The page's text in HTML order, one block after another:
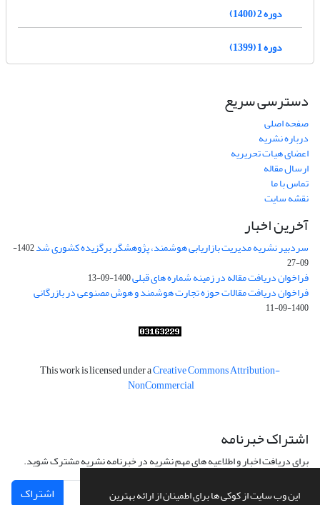
این وب سایت از کوکی ها برای اطمینان از ارائه بهترین
دوره 2 (1400)
دوره 1 (1399)
دسترسی سریع
صفحه اصلی
درباره نشریه
اعضای هیات تحریریه
ارسال مقاله
تماس با ما
نقشه سایت
آخرین اخبار
سردبیر نشریه مدیریت بازاریابی هوشمند، پژوهشگر برگزیده کشوری شد
1402-
09-27
فراخوان دریافت مقاله در زمینه شماره های قبلی1400-09-13
فراخوان دریافت مقالات حوزه تجارت هوشمند و هوش مصنوعی در بازرگانی
1400-09-11
This work is licensed under aCreative Commons Attribution-
NonCommercial
اشتراک خبرنامه
برای دریافت اخبار و اطلاعیه های مهم نشریه در خبرنامه نشریه مشترک شوید.
اشتراک